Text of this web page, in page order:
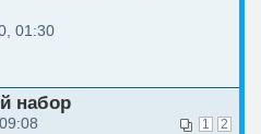
01:30
набор
1 2